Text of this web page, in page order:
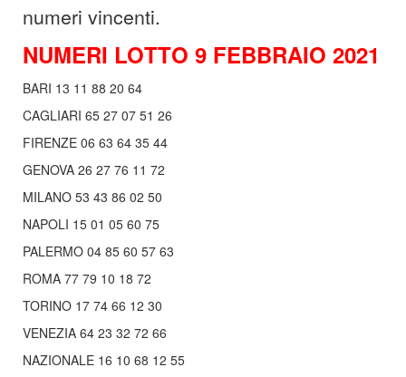
numeri vincenti.
NUMERI LOTTO 9 FEBBRAIO 2021
BARI 13 11 88 20 64
CAGLIARI 65 27 07 51 26
FIRENZE 06 63 64 35 44
GENOVA 26 27 76 11 72
MILANO 53 43 86 02 50
NAPOLI 15 01 05 60 75
PALERMO 04 85 60 57 63
ROMA 77 79 10 18 72
TORINO 17 74 66 12 30
VENEZIA 64 23 32 72 66
NAZIONALE 16 10 68 12 55